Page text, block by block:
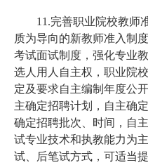
11.完善职业院校教师
质为导向的新教师准入制
考试面试制度，强化专业
选人用人自主权，职业院
定及要求自主编制年度公
主确定招聘计划，自主确
确定招聘批次、时间，自
试专业技术和执教能力为
试、后笔试方式，可适当